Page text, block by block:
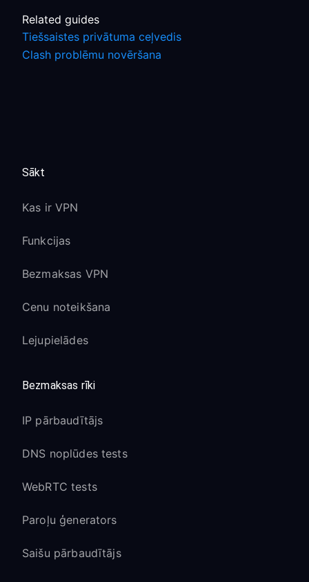
Related guides
Tiešsaistes privātuma ceļvedis
Clash problēmu novēršana
Sākt
Kas ir VPN
Funkcijas
Bezmaksas VPN
Cenu noteikšana
Lejupielādes
Bezmaksas rīki
IP pārbaudītājs
DNS noplūdes tests
WebRTC tests
Paroļu ģenerators
Saišu pārbaudītājs